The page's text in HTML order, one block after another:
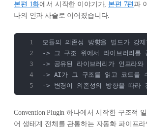
본편 1화에서 시작한 이야기가, 본편 7편과
나의 인과 사슬로 이어졌습니다.
모듈의 의존성 방향을 빌드가 강
-> 그 구조 위에서 라이브러리
-> 공유된 라이브러리가 인프라
-> AI가 그 구조를 읽고 코드를
-> 변경이 의존성의 방향을 따
Convention Plugin 하나에서 시작한 구조적
어 생태계 전체를 관통하는 자동화 파이프